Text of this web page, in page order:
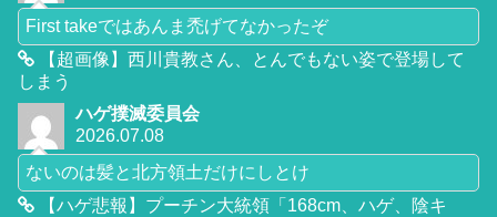
First takeではあんま禿げてなかったぞ
【超画像】西川貴教さん、とんでもない姿で登場して
しまう
ハゲ撲滅委員会
2026.07.08
ないのは髪と北方領土だけにしとけ
【ハゲ悲報】プーチン大統領「168cm、ハゲ、陰キ